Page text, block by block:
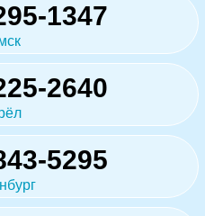
1347
2640
5295